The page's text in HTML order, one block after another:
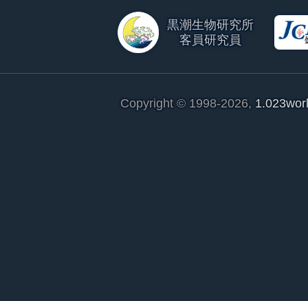
黒潮生物研究所
客員研究員
Copyright © 1998-2026,